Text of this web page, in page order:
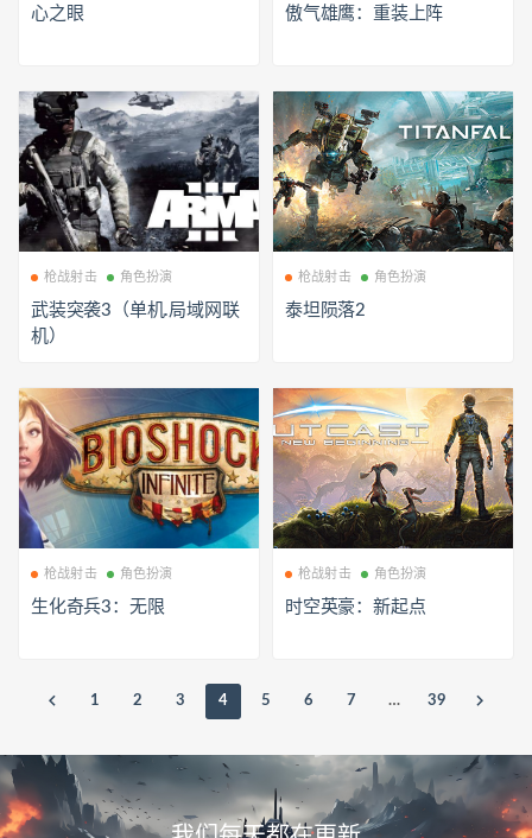
心之眼 傲气雄鹰：重装上阵
枪战射击 角色扮演
武装突袭3（单机.局域网联
机）
枪战射击 角色扮演
泰坦陨落2
枪战射击 角色扮演
生化奇兵3：无限
枪战射击 角色扮演
时空英豪：新起点
1 2 3 4 5 6 7 … 39